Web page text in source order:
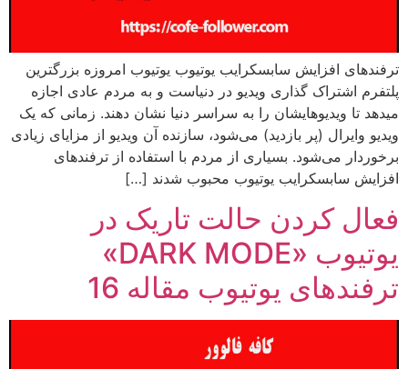
ترفندهای افزایش سابسکرایب یوتیوب یوتیوب امروزه بزرگترین
پلتفرم اشتراک گذاری ویدیو در دنیاست و به مردم عادی اجازه
میدهد تا ویدیو‌هایشان را به سراسر دنیا نشان دهند. زمانی که یک
ویدیو وایرال (پر بازدید) می‌شود، سازنده آن ویدیو از مزایای زیادی
برخوردار می‌شود. بسیاری از مردم با استفاده از ترفندهای
افزایش سابسکرایب یوتیوب محبوب شدند […]
فعال کردن حالت تاریک در
یوتیوب «DARK MODE»
ترفندهای یوتیوب مقاله 16